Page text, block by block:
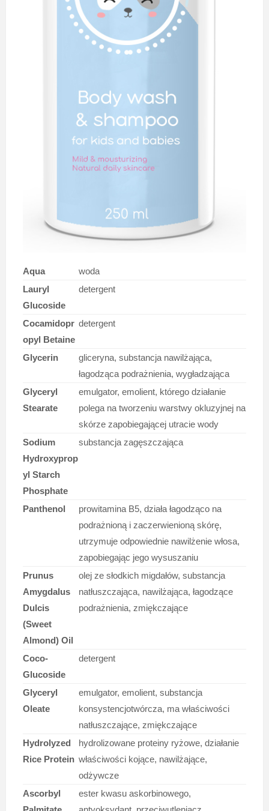
Aqua
woda
Lauryl
Glucoside
detergent
Cocamidopr
opyl Betaine
detergent
Glycerin
gliceryna, substancja nawilżająca,
łagodząca podrażnienia, wygładzająca
Glyceryl
Stearate
emulgator, emolient, którego działanie
polega na tworzeniu warstwy okluzyjnej na
skórze zapobiegającej utracie wody
Sodium
Hydroxyprop
yl Starch
Phosphate
substancja zagęszczająca
Panthenol
prowitamina B5, działa łagodząco na
podrażnioną i zaczerwienioną skórę,
utrzymuje odpowiednie nawilżenie włosa,
zapobiegając jego wysuszaniu
Prunus
Amygdalus
Dulcis
(Sweet
Almond) Oil
olej ze słodkich migdałów, substancja
natłuszczająca, nawilżająca, łagodzące
podrażnienia, zmiękczające
Coco-
Glucoside
detergent
Glyceryl
Oleate
emulgator, emolient, substancja
konsystencjotwórcza, ma właściwości
natłuszczające, zmiękczające
Hydrolyzed
Rice Protein
hydrolizowane proteiny ryżowe, działanie
właściwości kojące, nawilżające,
odżywcze
Ascorbyl
ester kwasu askorbinowego,